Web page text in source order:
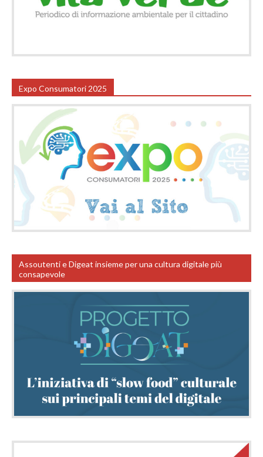
Expo Consumatori 2025
Assoutenti e Digeat insieme per una cultura digitale più
consapevole